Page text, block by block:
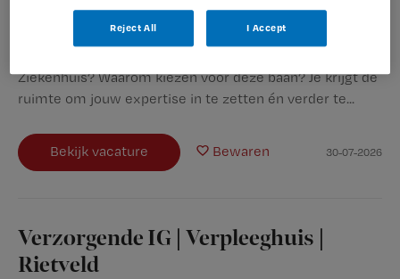
Maak jij met jouw creativiteit en persoonlijke aandacht
het verschil in het leven van diabetespatiënten op de
Ziekenhuis? Waarom kiezen voor deze baan? Je krijgt de
ruimte om jouw expertise in te zetten én verder te...
Bekijk vacature Bewaren 30-07-2026
Verzorgende IG | Verpleeghuis |
Rietveld
Reject All I Accept